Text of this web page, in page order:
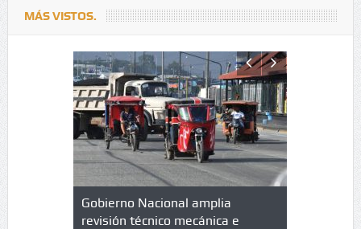
MÁS VISTOS.
de
en
Gobierno Nacional amplia
revisión técnico mecánica e
Qué es
cuáles